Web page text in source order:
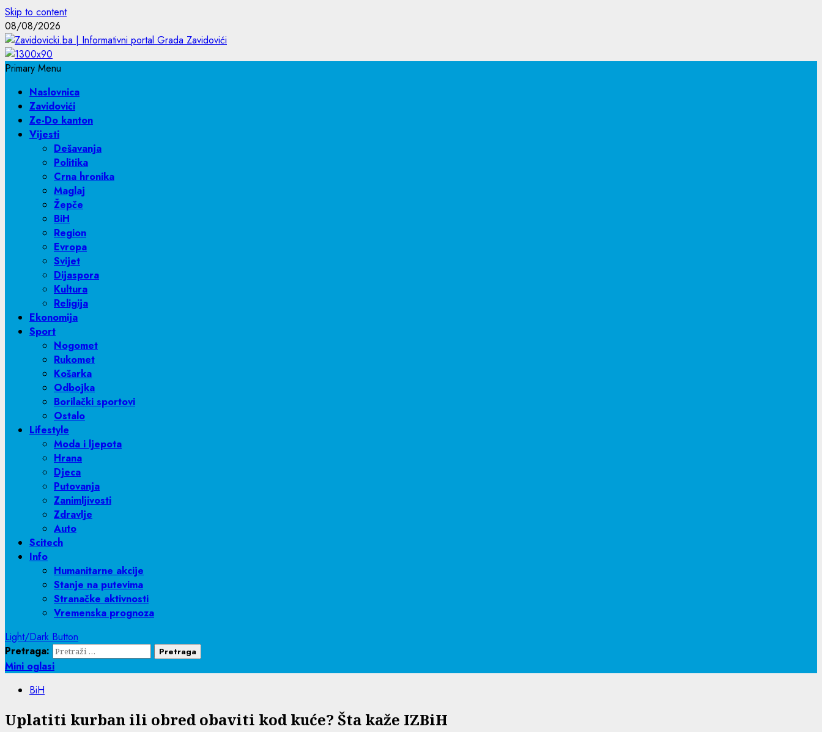
Skip to content
08/08/2026
Primary Menu
Naslovnica
Zavidovići
Ze-Do kanton
Vijesti
Dešavanja
Politika
Crna hronika
Maglaj
Žepče
BiH
Region
Evropa
Svijet
Dijaspora
Kultura
Religija
Ekonomija
Sport
Nogomet
Rukomet
Košarka
Odbojka
Borilački sportovi
Ostalo
Lifestyle
Moda i ljepota
Hrana
Djeca
Putovanja
Zanimljivosti
Zdravlje
Auto
Scitech
Info
Humanitarne akcije
Stanje na putevima
Stranačke aktivnosti
Vremenska prognoza
Light/Dark Button
Pretraga:
Mini oglasi
BiH
Uplatiti kurban ili obred obaviti kod kuće? Šta kaže IZBiH